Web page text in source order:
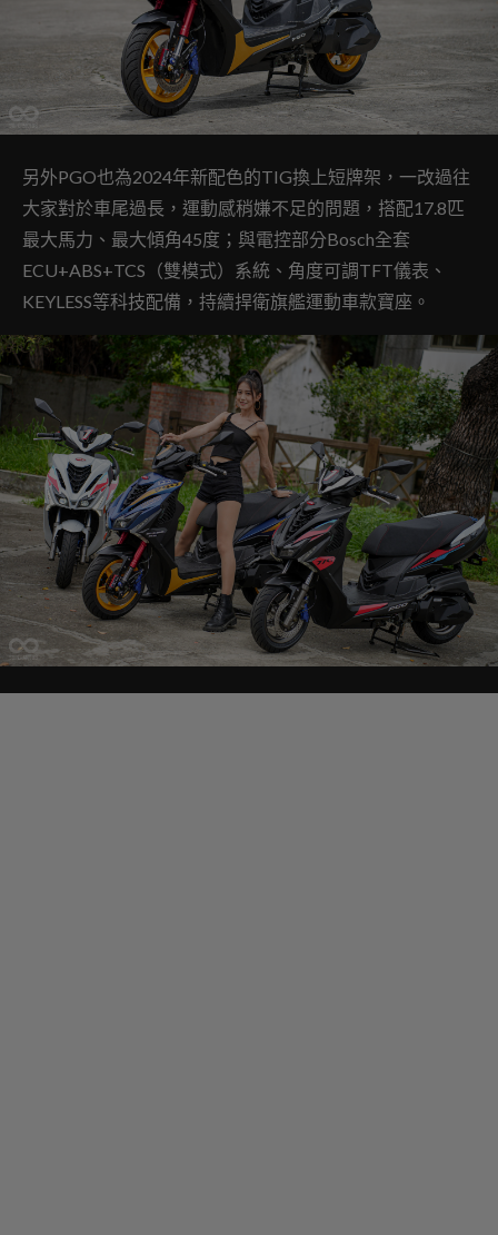
另外PGO也為2024年新配色的TIG換上短牌架，一改過往
大家對於車尾過長，運動感稍嫌不足的問題，搭配17.8匹
最大馬力、最大傾角45度；與電控部分Bosch全套
ECU+ABS+TCS（雙模式）系統、角度可調TFT儀表、
KEYLESS等科技配備，持續捍衛旗艦運動車款寶座。